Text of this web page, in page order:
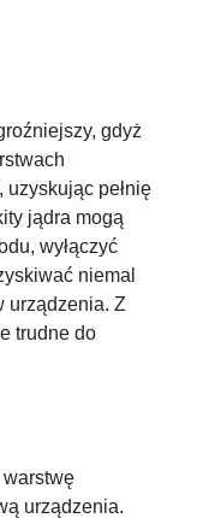
gdyż
pełnię
jądra mogą
wyłączyć
niemal
urządzenia. Z
trudne do
warstwę
urządzenia.